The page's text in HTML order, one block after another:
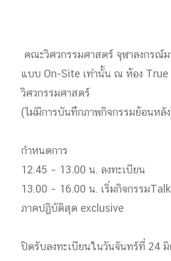
คณะวิศวกรรมศาสตร์ จุฬาลงกรณ์
แบบ On-Site เท่านั้น ณ ห้อง
วิศวกรรมศาสตร์
(ไม่มีการบันทึกภาพกิจกรรมย้อนหลั
กำหนดการ
12.45 – 13.00 น. ลงทะเบียน
13.00 – 16.00 น. เริ่มกิจกรรม
ภาคปฏิบัติสุด exclusive
ปิดรับลงทะเบียนในวันจันทร์ที่ 24